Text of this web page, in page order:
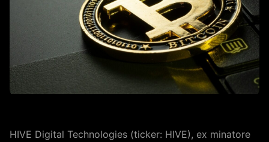
HIVE Digital Technologies (ticker: HIVE), ex minatore